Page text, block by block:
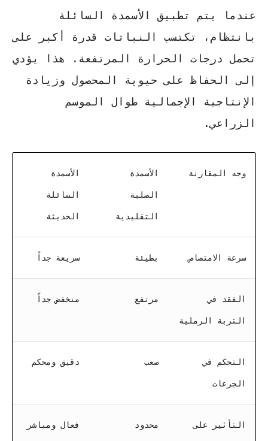
عندما يتم تطبيق الأسمدة السائلة
بانتظام، تكتسب النباتات قدرة أكبر على
تحمل درجات الحرارة المرتفعة. هذا يؤدي
إلى الحفاظ على حيوية المحصول وزيادة
الإنتاجية الإجمالية طوال الموسم
الزراعي.
وجه المقارنة الأسمدة
الصلبة
التقليدية
الأسمدة
السائلة
الحديثة
سرعة الامتصاص بطيئة سريعة جداً
الفقد في
التربة الرملية
مرتفع منخفض جداً
التحكم في
الجرعات
صعب دقيق ومحكم
التأثير على محدود فعال ومباشر